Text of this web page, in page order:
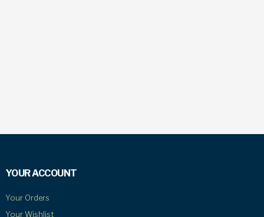
YOUR ACCOUNT
Your Orders
Your Wishlist